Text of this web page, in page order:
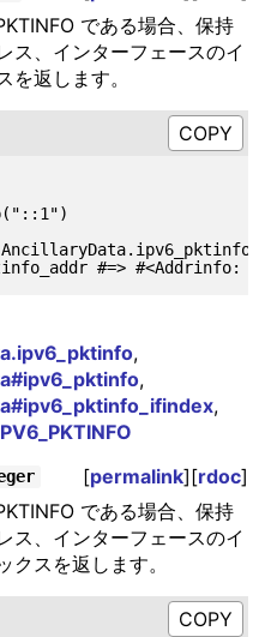
である場合、保持
ス、インターフェースのイ
を返します。
,
,
,
[permalink][rdoc]
である場合、保持
ス、インターフェースのイ
クスを返します。